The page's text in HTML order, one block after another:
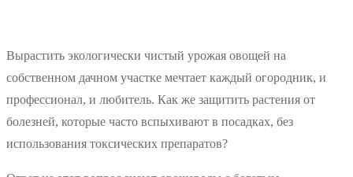
Вырастить экологически чистый урожая овощей на
собственном дачном участке мечтает каждый огородник, и
профессионал, и любитель. Как же защитить растения от
болезней, которые часто вспыхивают в посадках, без
использования токсических препаратов?